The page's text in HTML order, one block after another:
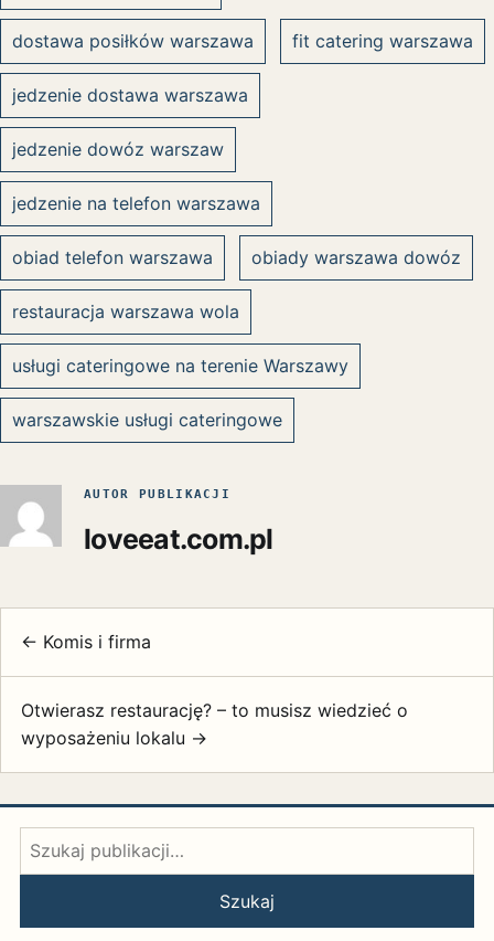
dostawa posiłków warszawa fit catering warszawa
jedzenie dostawa warszawa
jedzenie dowóz warszaw
jedzenie na telefon warszawa
obiad telefon warszawa obiady warszawa dowóz
restauracja warszawa wola
usługi cateringowe na terenie Warszawy
warszawskie usługi cateringowe
AUTOR PUBLIKACJI
loveeat.com.pl
← Komis i firma
Otwierasz restaurację? – to musisz wiedzieć o
wyposażeniu lokalu →
Szukaj:
Szukaj